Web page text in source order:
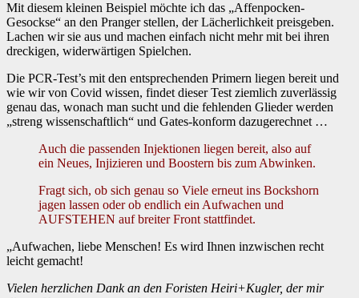
Mit diesem kleinen Beispiel möchte ich das „Affenpocken-
Gesockse“ an den Pranger stellen, der Lächerlichkeit preisgeben.
Lachen wir sie aus und machen einfach nicht mehr mit bei ihren
dreckigen, widerwärtigen Spielchen.
Die PCR-Test’s mit den entsprechenden Primern liegen bereit und
wie wir von Covid wissen, findet dieser Test ziemlich zuverlässig
genau das, wonach man sucht und die fehlenden Glieder werden
„streng wissenschaftlich“ und Gates-konform dazugerechnet …
Auch die passenden Injektionen liegen bereit, also auf
ein Neues, Injizieren und Boostern bis zum Abwinken.
Fragt sich, ob sich genau so Viele erneut ins Bockshorn
jagen lassen oder ob endlich ein Aufwachen und
AUFSTEHEN auf breiter Front stattfindet.
„Aufwachen, liebe Menschen! Es wird Ihnen inzwischen recht
leicht gemacht!
Vielen herzlichen Dank an den Foristen Heiri+Kugler, der mir